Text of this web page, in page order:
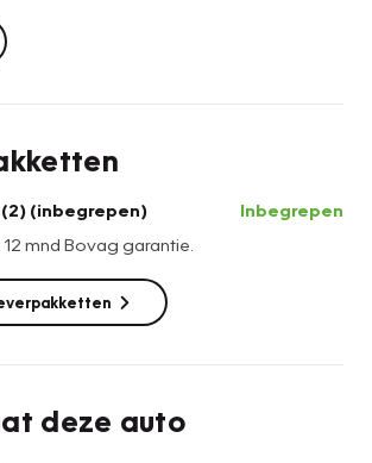
Garantie
onderhoudsschema van de
indien noodzakelijk
(inbegrepen)
mnd Bovag garantie.
Inbegrepen
deze auto